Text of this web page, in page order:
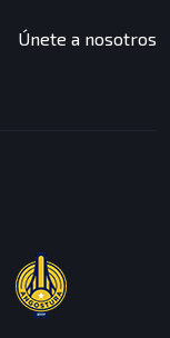
Únete a nosotros